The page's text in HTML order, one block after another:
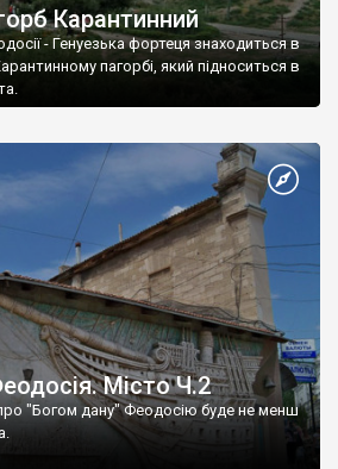
Карантинний
- Генуезька фортеця знаходиться в
пагорбі, який підноситься в
Місто Ч.2
"Богом дану" Феодосію буде не менш